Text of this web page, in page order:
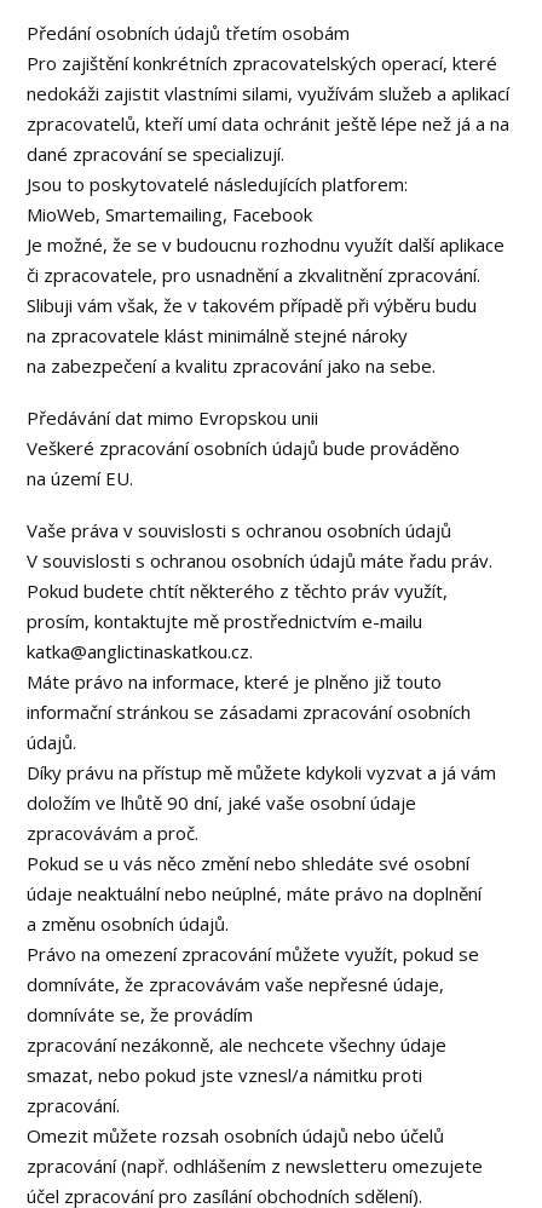
Předání osobních údajů třetím osobám
Pro zajištění konkrétních zpracovatelských operací, které
nedokáži zajistit vlastními silami, využívám služeb a aplikací
zpracovatelů, kteří umí data ochránit ještě lépe než já a na
dané zpracování se specializují.
Jsou to poskytovatelé následujících platforem:
MioWeb, Smartemailing, Facebook
Je možné, že se v budoucnu rozhodnu využít další aplikace
či zpracovatele, pro usnadnění a zkvalitnění zpracování.
Slibuji vám však, že v takovém případě při výběru budu
na zpracovatele klást minimálně stejné nároky
na zabezpečení a kvalitu zpracování jako na sebe.
Předávání dat mimo Evropskou unii
Veškeré zpracování osobních údajů bude prováděno
na území EU.
Vaše práva v souvislosti s ochranou osobních údajů
V souvislosti s ochranou osobních údajů máte řadu práv.
Pokud budete chtít některého z těchto práv využít,
prosím, kontaktujte mě prostřednictvím e-mailu
katka@anglictinaskatkou.cz.
Máte právo na informace, které je plněno již touto
informační stránkou se zásadami zpracování osobních
údajů.
Díky právu na přístup mě můžete kdykoli vyzvat a já vám
doložím ve lhůtě 90 dní, jaké vaše osobní údaje
zpracovávám a proč.
Pokud se u vás něco změní nebo shledáte své osobní
údaje neaktuální nebo neúplné, máte právo na doplnění
a změnu osobních údajů.
Právo na omezení zpracování můžete využít, pokud se
domníváte, že zpracovávám vaše nepřesné údaje,
domníváte se, že provádím
zpracování nezákonně, ale nechcete všechny údaje
smazat, nebo pokud jste vznesl/a námitku proti
zpracování.
Omezit můžete rozsah osobních údajů nebo účelů
zpracování (např. odhlášením z newsletteru omezujete
účel zpracování pro zasílání obchodních sdělení).